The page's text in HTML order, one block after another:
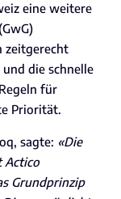
eine weitere
zeitgerecht
die schnelle
für
Priorität.
sagte: «Die
Actico
Grundprinzip